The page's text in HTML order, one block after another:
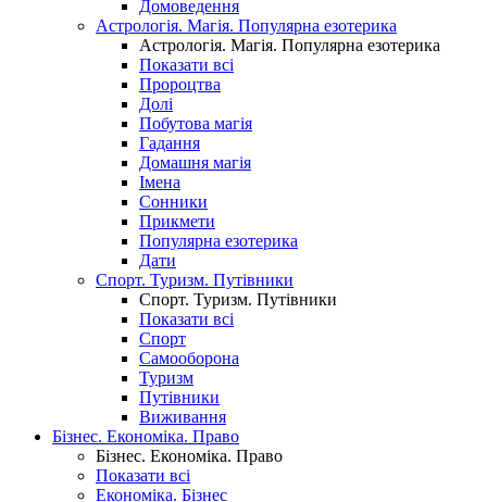
Домоведення
Астрологія. Магія. Популярна езотерика
Астрологія. Магія. Популярна езотерика
Показати всі
Пророцтва
Долі
Побутова магія
Гадання
Домашня магія
Імена
Сонники
Прикмети
Популярна езотерика
Дати
Спорт. Туризм. Путівники
Спорт. Туризм. Путівники
Показати всі
Спорт
Самооборона
Туризм
Путівники
Виживання
Бізнес. Економіка. Право
Бізнес. Економіка. Право
Показати всі
Економіка. Бізнес